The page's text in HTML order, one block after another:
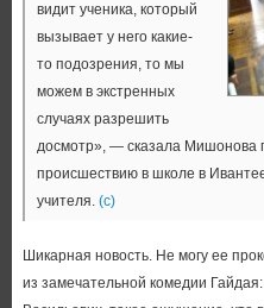
видит ученика, который
вызывает у него какие-
то подозрения, то мы
можем в экстренных
случаях разрешить
досмотр», — сказала Мишонова
происшествию в школе в
учителя. (с)
Шикарная новость. Не могу ее
из замечательной комедии